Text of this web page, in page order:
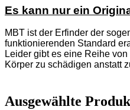
Es kann nur ein
MBT ist der Erfinder der
funktionierenden Standard
Leider gibt es eine Reihe
Körper zu schädigen anstatt
Ausgewählte